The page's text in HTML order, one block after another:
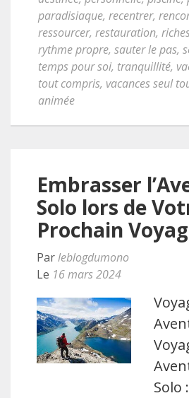
paradisiaque, recentrer,
ressourcer, restauration,
rythme propre, sauter le pas,
temps pour soi, tranquillité,
tout compris, vacances seul
animée
Embrasser
Solo lors de
Prochain
Parleblogdumono
Le 16 mars 2024
Solo :